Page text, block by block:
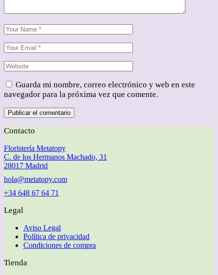
Guarda mi nombre, correo electrónico y web en este
navegador para la próxima vez que comente.
Publicar el comentario
Contacto
Floristería Metatopy
C. de los Hermanos Machado, 31
28017 Madrid
hola@metatopy.com
+34 648 67 64 71
Legal
Aviso Legal
Política de privacidad
Condiciones de compra
Tienda